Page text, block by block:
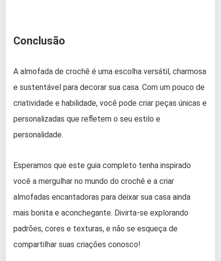
Conclusão
A almofada de crochê é uma escolha versátil, charmosa
e sustentável para decorar sua casa. Com um pouco de
criatividade e habilidade, você pode criar peças únicas e
personalizadas que refletem o seu estilo e
personalidade.
Esperamos que este guia completo tenha inspirado
você a mergulhar no mundo do crochê e a criar
almofadas encantadoras para deixar sua casa ainda
mais bonita e aconchegante. Divirta-se explorando
padrões, cores e texturas, e não se esqueça de
compartilhar suas criações conosco!